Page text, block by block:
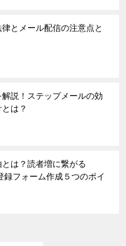
とメール配信の注意点と
説！ステップメールの効
は？
は？読者増に繋がる
録フォーム作成５つのポイ